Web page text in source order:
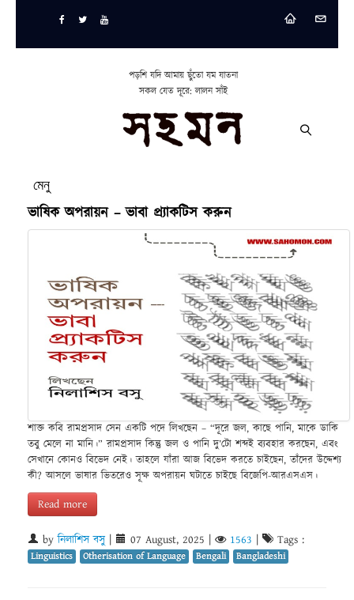
পড়শি যদি আমায় ছুঁতো যম যাতনা
সকল যেত দূরে: লালন সাঁই
মেনু
ভাষিক অপরায়ন – ভাবা প্র্যাকটিস করুন
শাক্ত কবি রামপ্রসাদ সেন একটি পদে লিখছেন – “দূরে জল, কাছে পানি, মাকে ডাকি
তবু মেলে না মানি।” রামপ্রসাদ কিন্তু জল ও পানি দু’টো শব্দই ব্যবহার করছেন, এবং
সেখানে কোনও বিভেদ নেই। তাহলে যাঁরা আজ বিভেদ করতে চাইছেন, তাঁদের উদ্দেশ্য
কী? আসলে ভাষার ভিতরেও সূক্ষ অপরায়ন ঘটাতে চাইছে বিজেপি-আরএসএস।
Read more
byনিলাশিস বসু| 07 August, 2025 1563 Tags :
Linguistics Otherisation of Language Bengali Bangladeshi